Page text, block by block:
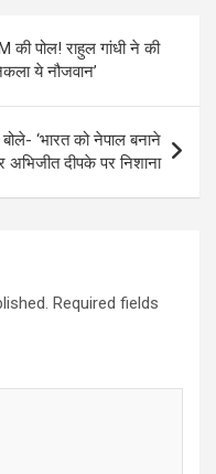
पोल! राहुल गांधी ने की
ये नौजवान’
‘भारत को नेपाल बनाने
अभिजीत दीपके पर निशाना
Required fields